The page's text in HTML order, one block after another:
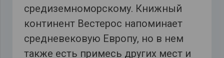
средиземноморскому. Книжный
континент Вестерос напоминает
средневековую Европу, но в нем
также есть примесь других мест и